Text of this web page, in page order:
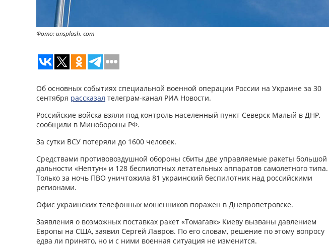
Фото: unsplash. com
Об основных событиях специальной военной операции России на Украине за 30
сентября рассказал телеграм-канал РИА Новости.
Российские войска взяли под контроль населенный пункт Северск Малый в ДНР,
сообщили в Минобороны РФ.
За сутки ВСУ потеряли до 1600 человек.
Средствами противовоздушной обороны сбиты две управляемые ракеты большой
дальности «Нептун» и 128 беспилотных летательных аппаратов самолетного типа.
Только за ночь ПВО уничтожила 81 украинский беспилотник над российскими
регионами.
Офис украинских телефонных мошенников поражен в Днепропетровске.
Заявления о возможных поставках ракет «Томагавк» Киеву вызваны давлением
Европы на США, заявил Сергей Лавров. По его словам, решение по этому вопросу
едва ли принято, но и с ними военная ситуация не изменится.